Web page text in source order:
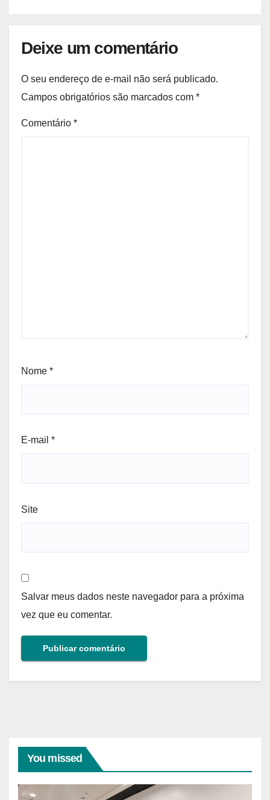
Deixe um comentário
O seu endereço de e-mail não será publicado.
Campos obrigatórios são marcados com *
Comentário *
Nome *
E-mail *
Site
Salvar meus dados neste navegador para a próxima
vez que eu comentar.
You missed